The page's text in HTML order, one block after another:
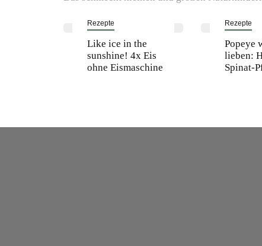
Rezepte
Like ice in the
sunshine! 4x Eis
ohne Eismaschine
Rezepte
Popeye
lieben:
Spinat-